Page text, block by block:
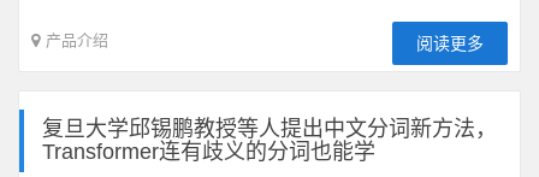
产品介绍 阅读更多
复旦大学邱锡鹏教授等人提出中文分词新方法，
Transformer连有歧义的分词也能学